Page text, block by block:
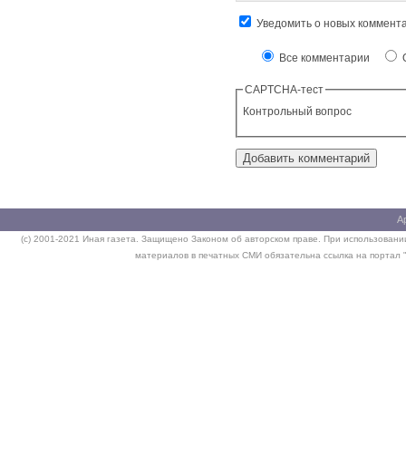
Уведомить о новых
Все комментарии
CAPTCHA-тест
Контрольный вопрос
(c) 2001-2021 Иная газета. Защищено Законом об авторском праве. При
материалов в печатных СМИ обязательна ссылка на